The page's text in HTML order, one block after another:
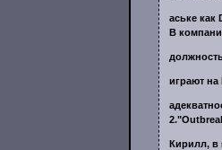
аське как
В
играют на
Кирилл, в